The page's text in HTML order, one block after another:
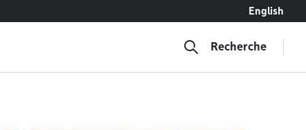
English
Recherche